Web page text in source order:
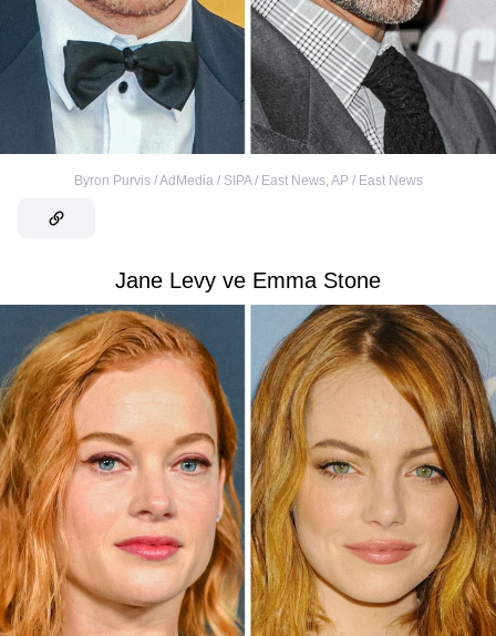
Byron Purvis / AdMedia / SIPA / East News, AP / East News
Jane Levy ve Emma Stone